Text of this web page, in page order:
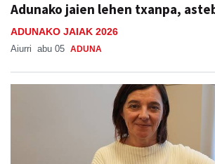
Adunako jaien lehen txanpa,
ADUNAKO JAIAK 2026
Aiurri abu 05 ADUNA